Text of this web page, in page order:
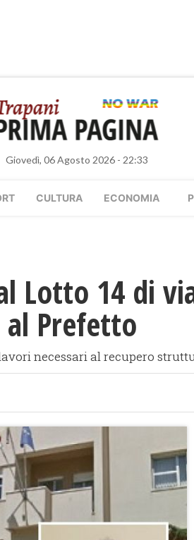
Giovedì, 06 Agosto 2026 - 22:33
CULTURA ECONOMIA
Lotto 14 di
al Prefetto
necessari al recupero